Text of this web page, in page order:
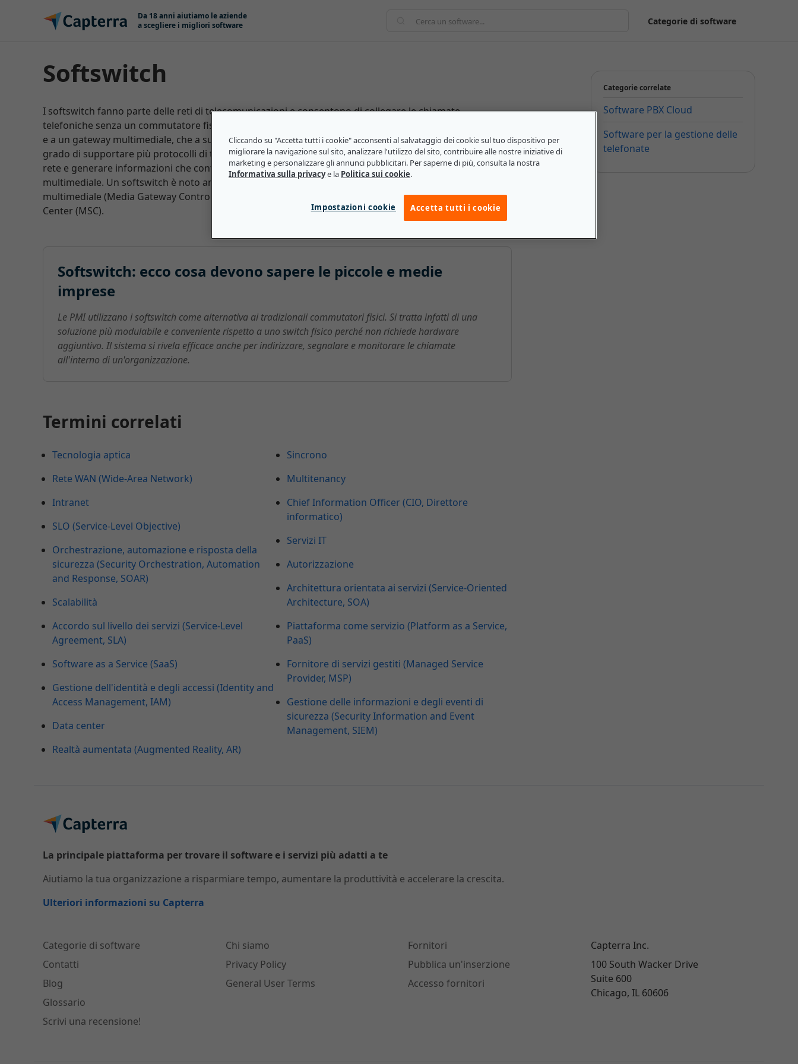
Salta e vai al contenuto
Da 18 anni aiutiamo le aziende
a scegliere i migliori software
Categorie di software
Softswitch
I softswitch fanno parte delle reti di telecomunicazioni e consentono di collegare le chiamate
telefoniche senza un commutatore fisico. A tal fine, si collegano a un server che esegue un'applicazione
e a un gateway multimediale, che a sua volta si collega a una rete IP, PSTN o ATM. Questa tecnologia è in
grado di supportare più protocolli di telecomunicazione, trasferire le chiamate a un altro elemento di
rete e generare informazioni che controllano le connessioni per un terminale IP nativo o un gateway
multimediale. Un softswitch è noto anche come call server, call agent o controller del gateway
multimediale (Media Gateway Controller, MGC). In una rete mobile, è invece noto come Mobile Switching
Center (MSC).
Softswitch: ecco cosa devono sapere le piccole e medie
imprese
Le PMI utilizzano i softswitch come alternativa ai tradizionali commutatori fisici. Si tratta infatti di una
soluzione più modulabile e conveniente rispetto a uno switch fisico perché non richiede hardware
aggiuntivo. Il sistema si rivela efficace anche per indirizzare, segnalare e monitorare le chiamate
all'interno di un'organizzazione.
Termini correlati
Tecnologia aptica
Rete WAN (Wide-Area Network)
Intranet
SLO (Service-Level Objective)
Orchestrazione, automazione e risposta della
sicurezza (Security Orchestration, Automation
and Response, SOAR)
Scalabilità
Accordo sul livello dei servizi (Service-Level
Agreement, SLA)
Software as a Service (SaaS)
Gestione dell'identità e degli accessi (Identity and
Access Management, IAM)
Data center
Realtà aumentata (Augmented Reality, AR)
Sincrono
Multitenancy
Chief Information Officer (CIO, Direttore
informatico)
Servizi IT
Autorizzazione
Architettura orientata ai servizi (Service-Oriented
Architecture, SOA)
Piattaforma come servizio (Platform as a Service,
PaaS)
Fornitore di servizi gestiti (Managed Service
Provider, MSP)
Gestione delle informazioni e degli eventi di
sicurezza (Security Information and Event
Management, SIEM)
Categorie correlate
Software PBX Cloud
Software per la gestione delle
telefonate
La principale piattaforma per trovare il software e i servizi più adatti a te
Aiutiamo la tua organizzazione a risparmiare tempo, aumentare la produttività e accelerare la crescita.
Ulteriori informazioni su Capterra
Categorie di software
Contatti
Blog
Glossario
Scrivi una recensione!
Chi siamo
Privacy Policy
General User Terms
Fornitori
Pubblica un'inserzione
Accesso fornitori
Capterra Inc.
100 South Wacker Drive
Suite 600
Chicago, IL 60606
Cliccando su "Accetta tutti i cookie" acconsenti al salvataggio dei cookie sul tuo dispositivo per
migliorare la navigazione sul sito, analizzare l'utilizzo del sito, contribuire alle nostre iniziative di
marketing e personalizzare gli annunci pubblicitari. Per saperne di più, consulta la nostra
Informativa sulla privacye la Politica sui cookie.
Impostazioni cookie Accetta tutti i cookie